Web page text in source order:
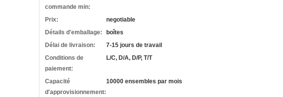
commande min:
Prix:
negotiable
Détails d'emballage:
boîtes
Délai de livraison:
7-15 jours de travail
Conditions de
paiement:
L/C, D/A, D/P, T/T
Capacité
d'approvisionnement:
10000 ensembles par mois